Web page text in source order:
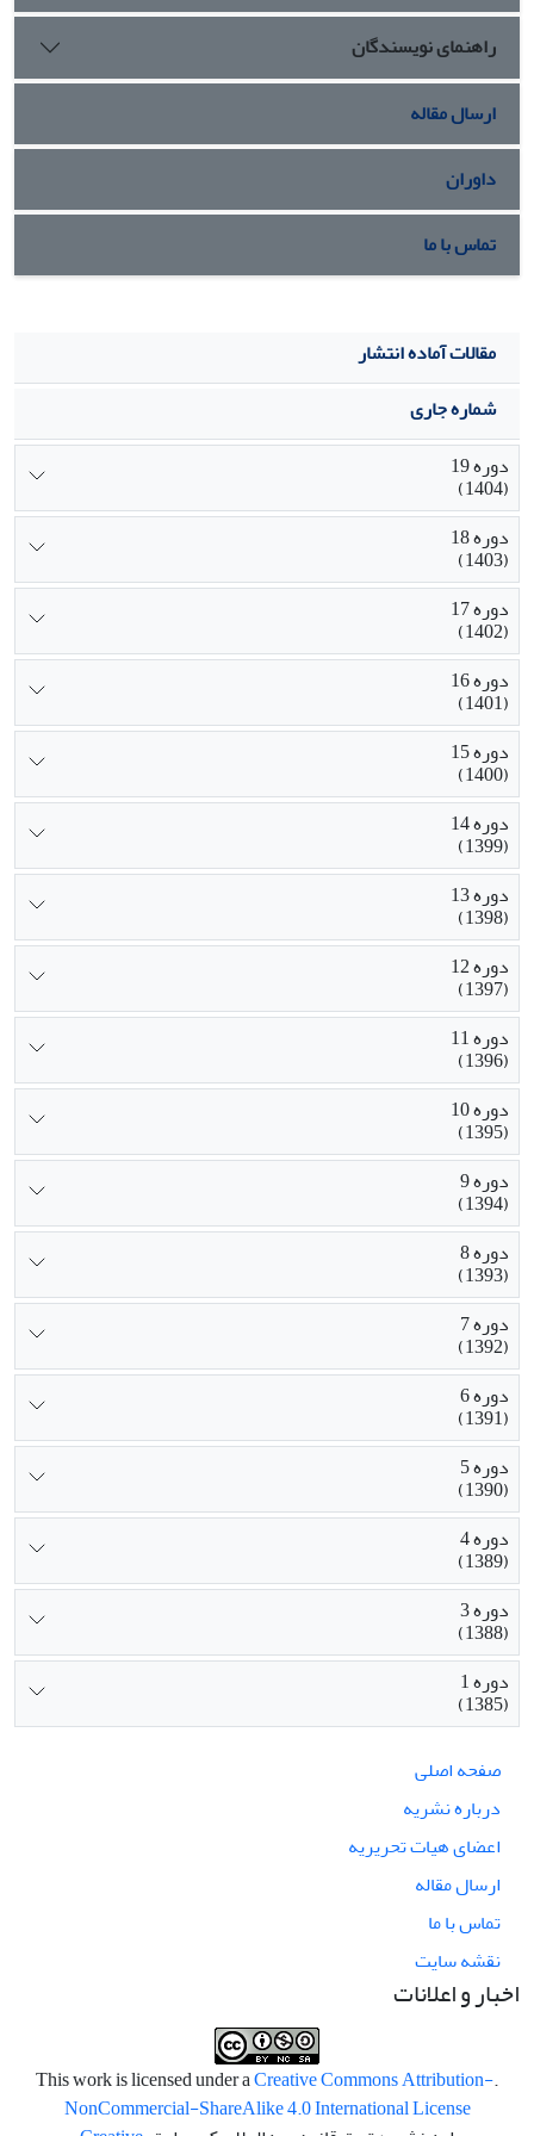
قرار می‌گیرد.
راهنمای نویسندگان
ارسال مقاله
داوران
تماس با ما
مقالات آماده انتشار
شماره جاری
دوره 19
(1404)
دوره 18
(1403)
دوره 17
(1402)
دوره 16
(1401)
دوره 15
(1400)
دوره 14
(1399)
دوره 13
(1398)
دوره 12
(1397)
دوره 11
(1396)
دوره 10
(1395)
دوره 9
(1394)
دوره 8
(1393)
دوره 7
(1392)
دوره 6
(1391)
دوره 5
(1390)
دوره 4
(1389)
دوره 3
(1388)
دوره 1
(1385)
صفحه اصلی
درباره نشریه
اعضای هیات تحریریه
ارسال مقاله
تماس با ما
نقشه سایت
اخبار و اعلانات
.This work is licensed under a
Creative Commons Attribution-
NonCommercial-ShareAlike 4.0 International License